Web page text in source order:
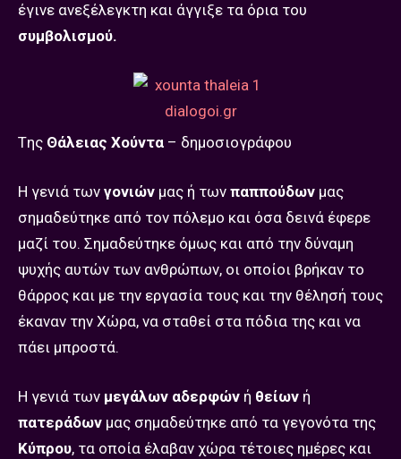
έγινε ανεξέλεγκτη και άγγιξε τα όρια του
συμβολισμού.
Tης Θάλειας Χούντα – δημοσιογράφου
Η γενιά των γονιών μας ή των παππούδων μας
σημαδεύτηκε από τον πόλεμο και όσα δεινά έφερε
μαζί του. Σημαδεύτηκε όμως και από την δύναμη
ψυχής αυτών των ανθρώπων, οι οποίοι βρήκαν το
θάρρος και με την εργασία τους και την θέλησή τους
έκαναν την Χώρα, να σταθεί στα πόδια της και να
πάει μπροστά.
Η γενιά των μεγάλων αδερφών ή θείων ή
πατεράδων μας σημαδεύτηκε από τα γεγονότα της
Κύπρου, τα οποία έλαβαν χώρα τέτοιες ημέρες και